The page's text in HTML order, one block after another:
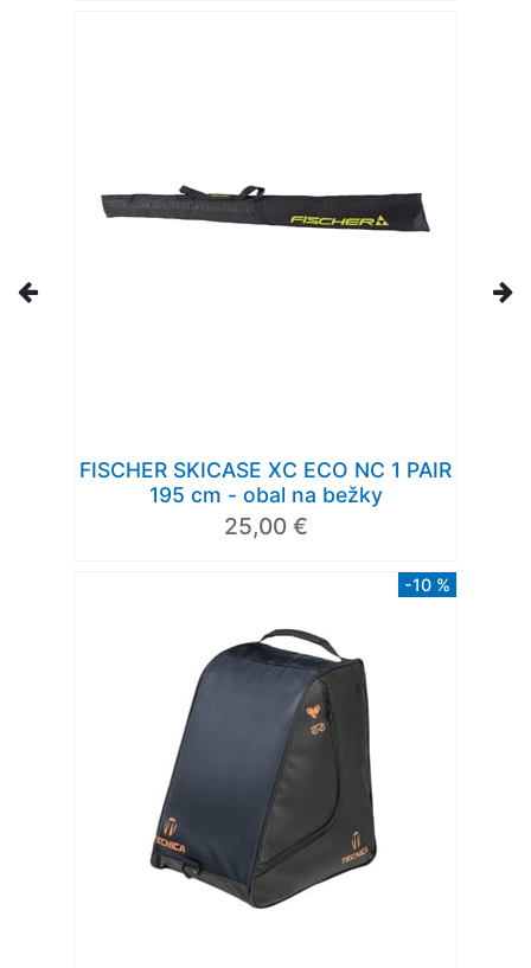
FISCHER SKICASE XC ECO NC 1 PAIR
195 cm - obal na bežky
25,00 €
-10 %